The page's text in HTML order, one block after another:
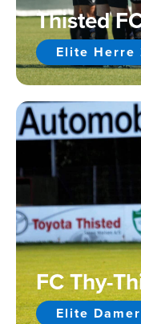
Thisted
Elite Herre
FC Thy-
Elite